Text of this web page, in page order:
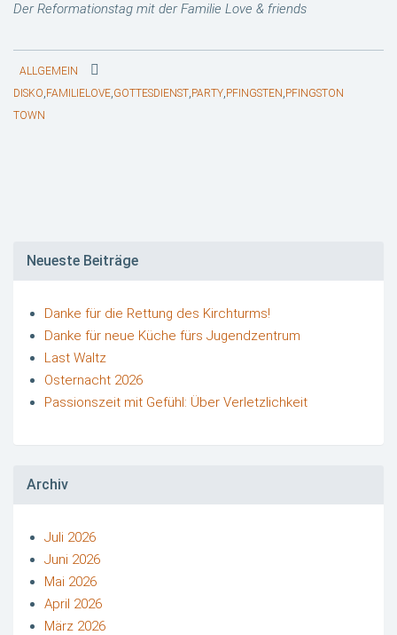
Der Reformationstag mit der Familie Love & friends
ALLGEMEIN
DISKO, FAMILIELOVE,GOTTESDIENST, PARTY, PFINGSTEN, PFINGSTON
TOWN
Neueste Beiträge
Danke für die Rettung des Kirchturms!
Danke für neue Küche fürs Jugendzentrum
Last Waltz
Osternacht 2026
Passionszeit mit Gefühl: Über Verletzlichkeit
Archiv
Juli 2026
Juni 2026
Mai 2026
April 2026
März 2026